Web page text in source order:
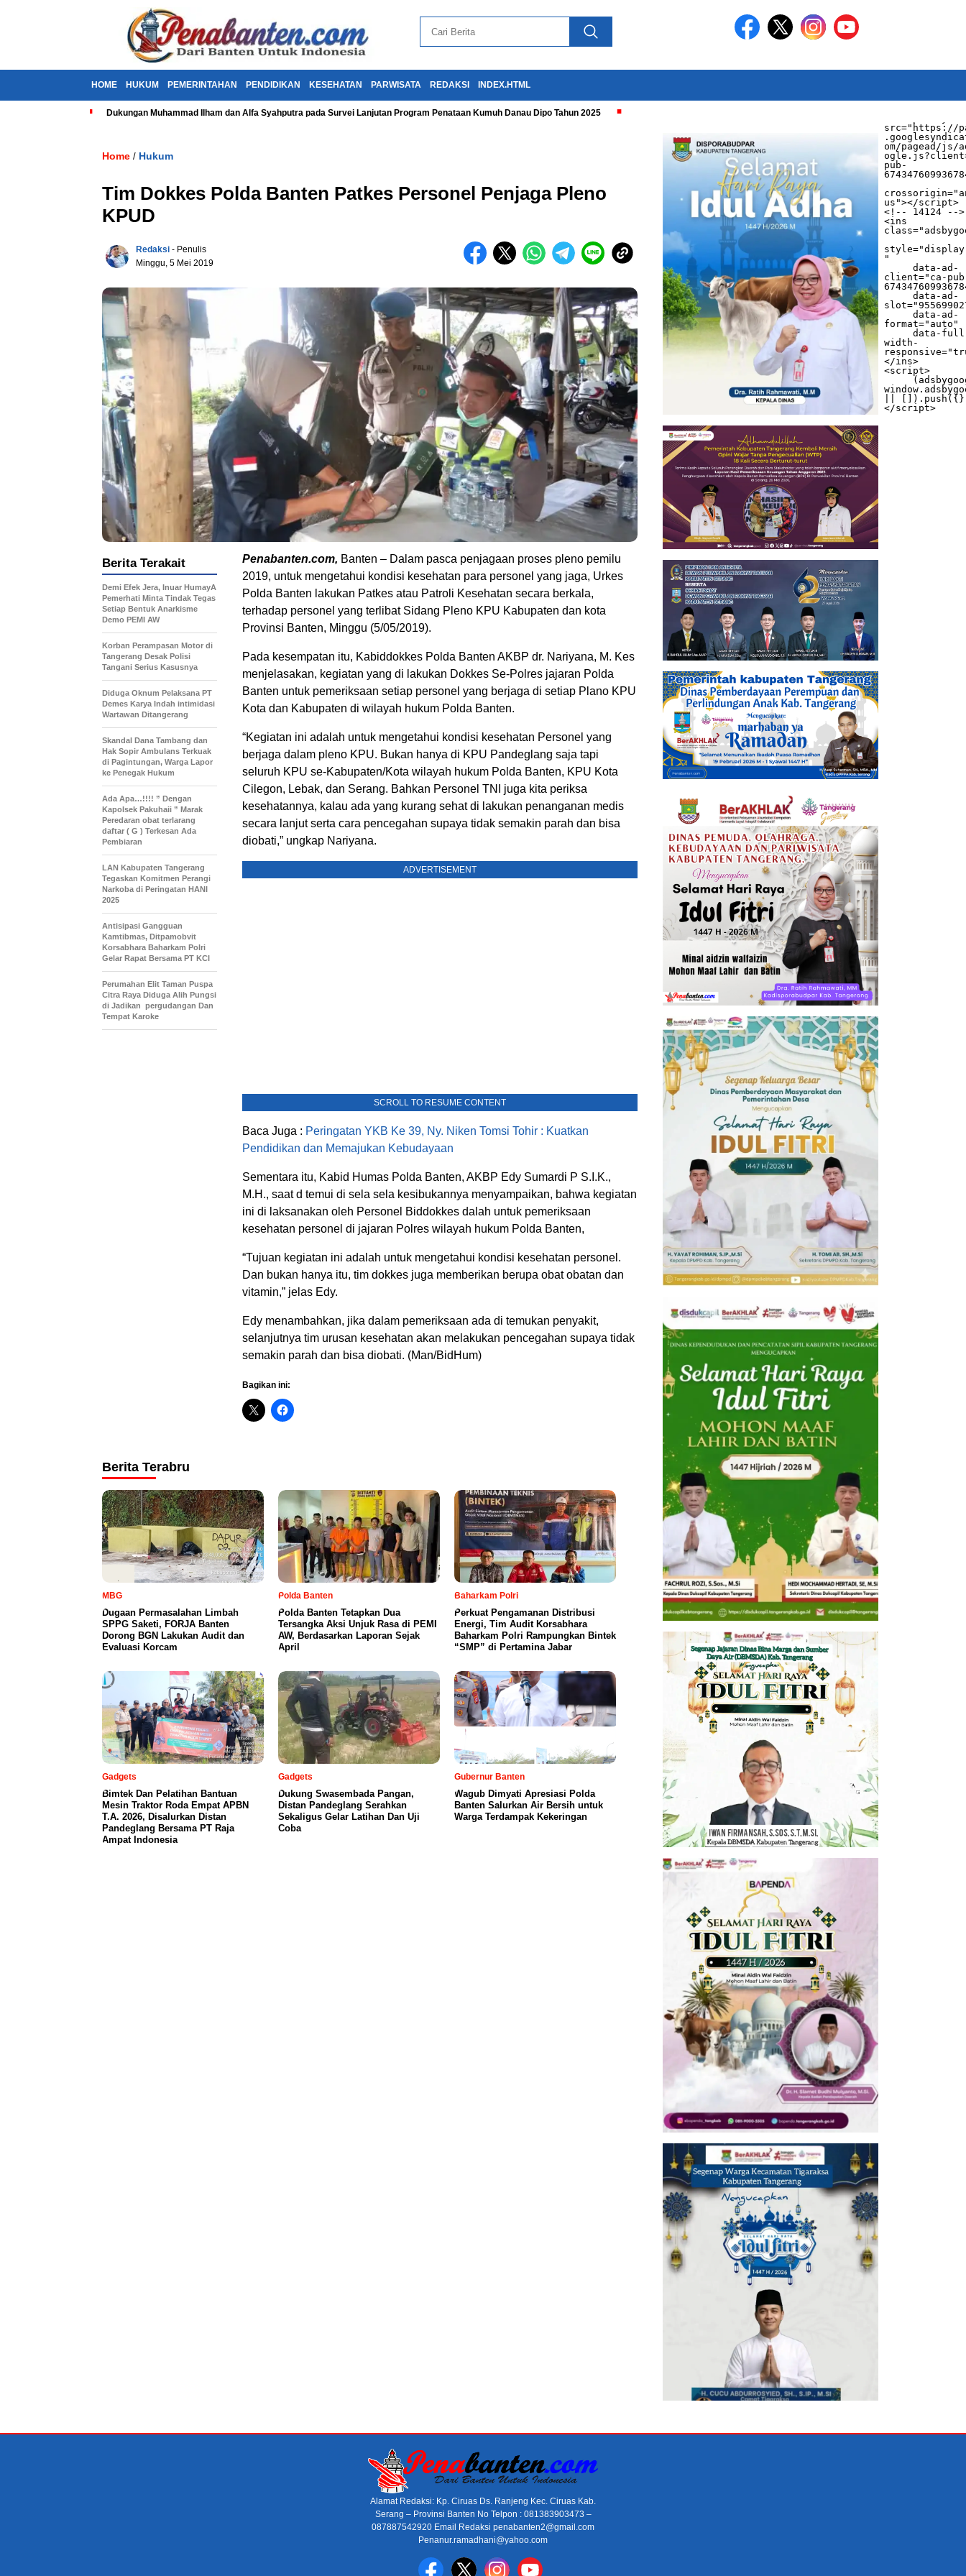
HOME HUKUM PEMERINTAHAN PENDIDIKAN KESEHATAN PARWISATA REDAKSI INDEX.HTML
Dukungan Muhammad Ilham dan Alfa Syahputra pada Survei Lanjutan Program Penataan Kumuh Danau Dipo Tahun 2025
src="https://
om/pagead/js/
pub-
us"></script>
<!-- 14124 -->
<ins
"
     data-ad-
client="ca-
     data-ad-
     data-ad-
format="auto"
     data-full-
width-
</ins>
<script>
||
</script>
Home / Hukum
Tim Dokkes Polda Banten Patkes Personel Penjaga Pleno
KPUD
Redaksi - Penulis
Minggu, 5 Mei 2019
Penabanten.com, Banten – Dalam pasca penjagaan proses pleno pemilu
2019, untuk mengetahui kondisi kesehatan para personel yang jaga, Urkes
Polda Banten lakukan Patkes atau Patroli Kesehatan secara berkala,
terhadap personel yang terlibat Sidang Pleno KPU Kabupaten dan kota
Provinsi Banten, Minggu (5/05/2019).
Pada kesempatan itu, Kabiddokkes Polda Banten AKBP dr. Nariyana, M. Kes
menjelasakan, kegiatan yang di lakukan Dokkes Se-Polres jajaran Polda
Banten untuk pemeriksaan setiap personel yang berjaga di setiap Plano KPU
Kota dan Kabupaten di wilayah hukum Polda Banten.
“Kegiatan ini adalah untuk mengetahui kondisi kesehatan Personel yang
berjaga dalam pleno KPU. Bukan hanya di KPU Pandeglang saja tapi
seluruh KPU se-Kabupaten/Kota wilayah hukum Polda Banten, KPU Kota
Cilegon, Lebak, dan Serang. Bahkan Personel TNI juga kita periksa
kesehatannya, kalau ada yang kurang sehat di lakukan penanganan medis
secara lanjut serta cara pencegahan supaya tidak semakin parah dan bisa
diobati,” ungkap Nariyana.
ADVERTISEMENT
SCROLL TO RESUME CONTENT
Baca Juga : Peringatan YKB Ke 39, Ny. Niken Tomsi Tohir : Kuatkan
Pendidikan dan Memajukan Kebudayaan
Sementara itu, Kabid Humas Polda Banten, AKBP Edy Sumardi P S.I.K.,
M.H., saat d temui di sela sela kesibukannya menyampaikan, bahwa kegiatan
ini di laksanakan oleh Personel Biddokkes dalah untuk pemeriksaan
kesehatan personel di jajaran Polres wilayah hukum Polda Banten,
“Tujuan kegiatan ini adalah untuk mengetahui kondisi kesehatan personel.
Dan bukan hanya itu, tim dokkes juga memberikan berupa obat obatan dan
vitamin,” jelas Edy.
Edy menambahkan, jika dalam pemeriksaan ada di temukan penyakit,
selanjutnya tim urusan kesehatan akan melakukan pencegahan supaya tidak
semakin parah dan bisa diobati. (Man/BidHum)
Bagikan ini:
Berita Terakait
Demi Efek Jera, Inuar HumayA
Pemerhati Minta Tindak Tegas
Setiap Bentuk Anarkisme
Demo PEMI AW
Korban Perampasan Motor di
Tangerang Desak Polisi
Tangani Serius Kasusnya
Diduga Oknum Pelaksana PT
Demes Karya Indah intimidasi
Wartawan Ditangerang
Skandal Dana Tambang dan
Hak Sopir Ambulans Terkuak
di Pagintungan, Warga Lapor
ke Penegak Hukum
Ada Apa…!!!! ” Dengan
Kapolsek Pakuhaii ” Marak
Peredaran obat terlarang
daftar ( G ) Terkesan Ada
Pembiaran
LAN Kabupaten Tangerang
Tegaskan Komitmen Perangi
Narkoba di Peringatan HANI
2025
Antisipasi Gangguan
Kamtibmas, Ditpamobvit
Korsabhara Baharkam Polri
Gelar Rapat Bersama PT KCI
Perumahan Elit Taman Puspa
Citra Raya Diduga Alih Pungsi
di Jadikan pergudangan Dan
Tempat Karoke
Berita Terabru
MBG
Dugaan Permasalahan Limbah
SPPG Saketi, FORJA Banten
Dorong BGN Lakukan Audit dan
Evaluasi Korcam
Polda Banten
Polda Banten Tetapkan Dua
Tersangka Aksi Unjuk Rasa di PEMI
AW, Berdasarkan Laporan Sejak
April
Baharkam Polri
Perkuat Pengamanan Distribusi
Energi, Tim Audit Korsabhara
Baharkam Polri Rampungkan Bintek
“SMP” di Pertamina Jabar
Gadgets
Bimtek Dan Pelatihan Bantuan
Mesin Traktor Roda Empat APBN
T.A. 2026, Disalurkan Distan
Pandeglang Bersama PT Raja
Ampat Indonesia
Gadgets
Dukung Swasembada Pangan,
Distan Pandeglang Serahkan
Sekaligus Gelar Latihan Dan Uji
Coba
Gubernur Banten
Wagub Dimyati Apresiasi Polda
Banten Salurkan Air Bersih untuk
Warga Terdampak Kekeringan
Alamat Redaksi: Kp. Ciruas Ds. Ranjeng Kec. Ciruas Kab.
Serang – Provinsi Banten No Telpon : 081383903473 –
087887542920 Email Redaksi penabanten2@gmail.com
Penanur.ramadhani@yahoo.com